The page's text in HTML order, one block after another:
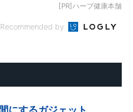
[PR]ハーブ健康本舗
Recommended by